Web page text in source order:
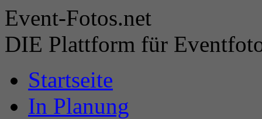
Event-Fotos.net
DIE Plattform für
Startseite
In Planung